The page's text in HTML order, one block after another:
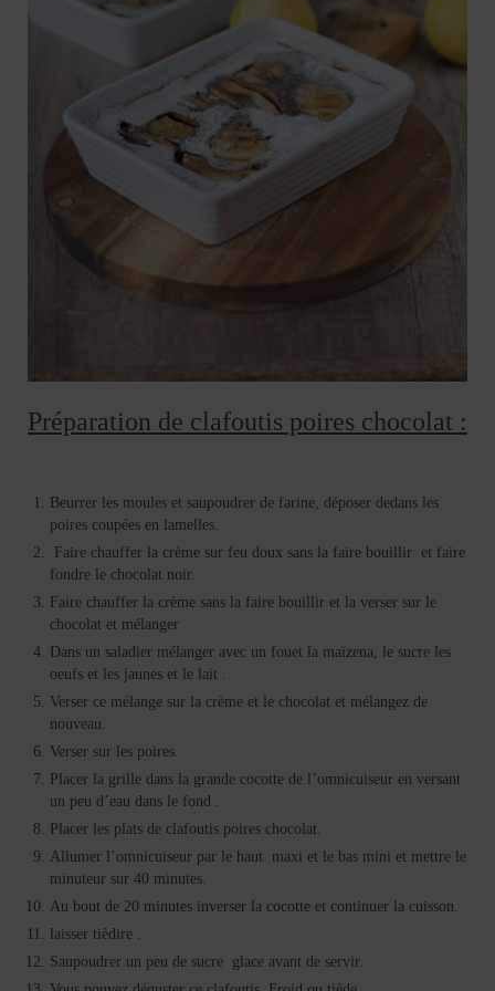
Préparation de clafoutis poires chocolat :
Beurrer les moules et saupoudrer de farine, déposer dedans les
poires coupées en lamelles.
Faire chauffer la crème sur feu doux sans la faire bouillir et faire
fondre le chocolat noir.
Faire chauffer la crème sans la faire bouillir et la verser sur le
chocolat et mélanger
Dans un saladier mélanger avec un fouet la maïzena, le sucre les
oeufs et les jaunes et le lait .
Verser ce mélange sur la crème et le chocolat et mélangez de
nouveau.
Verser sur les poires.
Placer la grille dans la grande cocotte de l’omnicuiseur en versant
un peu d’eau dans le fond .
Placer les plats de clafoutis poires chocolat.
Allumer l’omnicuiseur par le haut maxi et le bas mini et mettre le
minuteur sur 40 minutes.
Au bout de 20 minutes inverser la cocotte et continuer la cuisson.
laisser tièdire .
Saupoudrer un peu de sucre glace avant de servir.